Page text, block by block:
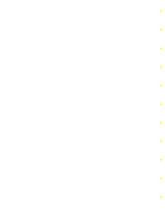
・
・
・
・
・
・
・
・
・
・
・